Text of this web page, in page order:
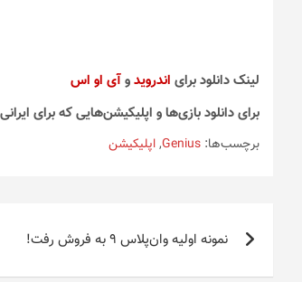
لینک دانلود برای اندرویدوآی او اس
برای دانلود بازی‌ها و اپلیکیشن‌هایی که برای
برچسب‌ها: Genius
,اپلیکیشن
راهبری
نوشتهنمونه اولیه وان‌پلاس 9 به فروش رفت!